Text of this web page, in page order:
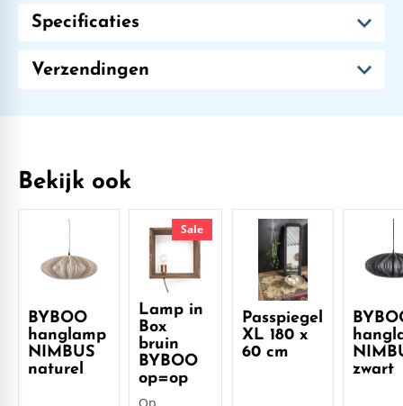
Specificaties
Verzendingen
Bekijk ook
BYBOO
hanglamp
NIMBUS
naturel
Sale
Lamp in
Box
bruin
BYBOO
op=op
Passpiegel
XL 180 x
60 cm
zwart